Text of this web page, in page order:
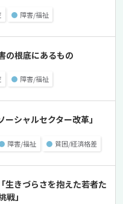
● 障害/福祉
の根底にあるもの
● 障害/福祉
シャルセクター改革」
障害/福祉 ● 貧困/経済格差
きづらさを抱えた若者た
」